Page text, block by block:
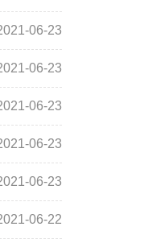
06-23
06-23
06-23
06-23
06-23
06-22